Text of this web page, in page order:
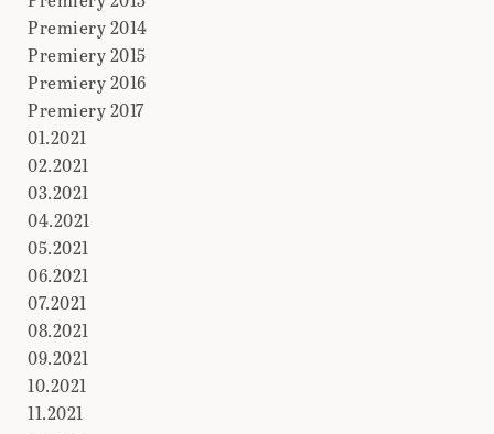
Premiery 2014
Premiery 2015
Premiery 2016
Premiery 2017
01.2021
02.2021
03.2021
04.2021
05.2021
06.2021
07.2021
08.2021
09.2021
10.2021
11.2021